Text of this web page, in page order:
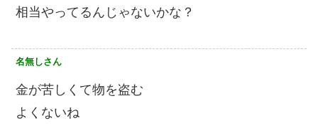
相当やってるんじゃないかな？
名無しさん
金が苦しくて物を盗む
よくないね